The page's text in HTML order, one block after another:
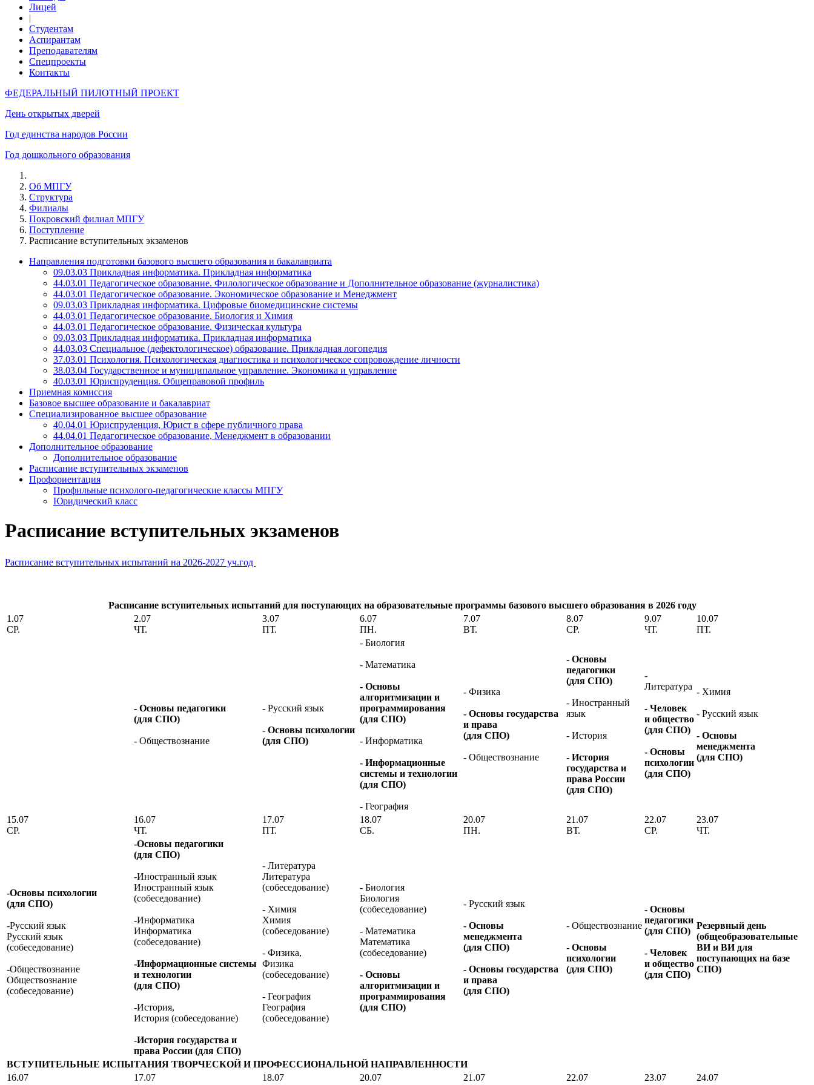
Лицей
|
Студентам
Аспирантам
Преподавателям
Спецпроекты
Контакты
ФЕДЕРАЛЬНЫЙ ПИЛОТНЫЙ ПРОЕКТ
День открытых дверей
Год единства народов России
Год дошкольного образования
Об МПГУ
Структура
Филиалы
Покровский филиал МПГУ
Поступление
Расписание вступительных экзаменов
Направления подготовки базового высшего образования и бакалавриата
09.03.03 Прикладная информатика. Прикладная информатика
44.03.01 Педагогическое образование. Филологическое образование и Дополнительное образование (журналистика)
44.03.01 Педагогическое образование. Экономическое образование и Менеджмент
09.03.03 Прикладная информатика. Цифровые биомедицинские системы
44.03.01 Педагогическое образование. Биология и Химия
44.03.01 Педагогическое образование. Физическая культура
09.03.03 Прикладная информатика. Прикладная информатика
44.03.03 Специальное (дефектологическое) образование. Прикладная логопедия
37.03.01 Психология. Психологическая диагностика и психологическое сопровождение личности
38.03.04 Государственное и муниципальное управление. Экономика и управление
40.03.01 Юриспруденция. Общеправовой профиль
Приемная комиссия
Базовое высшее образование и бакалавриат
Специализированное высшее образование
40.04.01 Юриспруденция, Юрист в сфере публичного права
44.04.01 Педагогическое образование, Менеджмент в образовании
Дополнительное образование
Дополнительное образование
Расписание вступительных экзаменов
Профориентация
Профильные психолого-педагогические классы МПГУ
Юридический класс
Расписание вступительных экзаменов
Расписание вступительных испытаний на 2026-2027 уч.год
Расписание вступительных испытаний для поступающих на образовательные программы базового высшего образования в 2026 году
1.07
СР.
2.07
ЧТ.
3.07
ПТ.
6.07
ПН.
7.07
ВТ.
8.07
СР.
9.07
ЧТ.
10.07
ПТ.
- Основы педагогики
(для СПО)
- Обществознание
- Русский язык
- Основы психологии
(для СПО)
- Биология
- Математика
- Основы
алгоритмизации и
программирования
(для СПО)
- Информатика
- Информационные
системы и технологии
(для СПО)
- География
- Физика
- Основы государства
и права
(для СПО)
- Обществознание
- Основы
педагогики
(для СПО)
- Иностранный
язык
- История
- История
государства и
права России
(для СПО)
-
Литература
- Человек
и общество
(для СПО)
- Основы
психологии
(для СПО)
- Химия
- Русский язык
- Основы
менеджмента
(для СПО)
15.07
СР.
16.07
ЧТ.
17.07
ПТ.
18.07
СБ.
20.07
ПН.
21.07
ВТ.
22.07
СР.
23.07
ЧТ.
-Основы психологии
(для СПО)
-Русский язык
Русский язык
(собеседование)
-Обществознание
Обществознание
(собеседование)
-Основы педагогики
(для СПО)
-Иностранный язык
Иностранный язык
(собеседование)
-Информатика
Информатика
(собеседование)
-Информационные системы
и технологии
(для СПО)
-История,
История (собеседование)
-История государства и
права России (для СПО)
- Литература
Литература
(собеседование)
- Химия
Химия
(собеседование)
- Физика,
Физика
(собеседование)
- География
География
(собеседование)
- Биология
Биология
(собеседование)
- Математика
Математика
(собеседование)
- Основы
алгоритмизации и
программирования
(для СПО)
- Русский язык
- Основы
менеджмента
(для СПО)
- Основы государства
и права
(для СПО)
- Обществознание
- Основы
психологии
(для СПО)
- Основы
педагогики
(для СПО)
- Человек
и общество
(для СПО)
Резервный день
(общеобразовательные
ВИ и ВИ для
поступающих на базе
СПО)
ВСТУПИТЕЛЬНЫЕ ИСПЫТАНИЯ ТВОРЧЕСКОЙ И ПРОФЕССИОНАЛЬНОЙ НАПРАВЛЕННОСТИ
16.07
17.07
18.07
20.07
21.07
22.07
23.07
24.07